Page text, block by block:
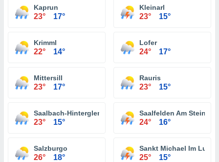
Kaprun
23° 17°
Kleinarl
23° 15°
Krimml
22° 14°
Lofer
24° 17°
Mittersill
23° 17°
Rauris
23° 15°
Saalbach-Hinterglemm
23° 15°
Saalfelden Am
24° 16°
Salzburgo
26° 18°
Sankt Michael Im
25° 15°